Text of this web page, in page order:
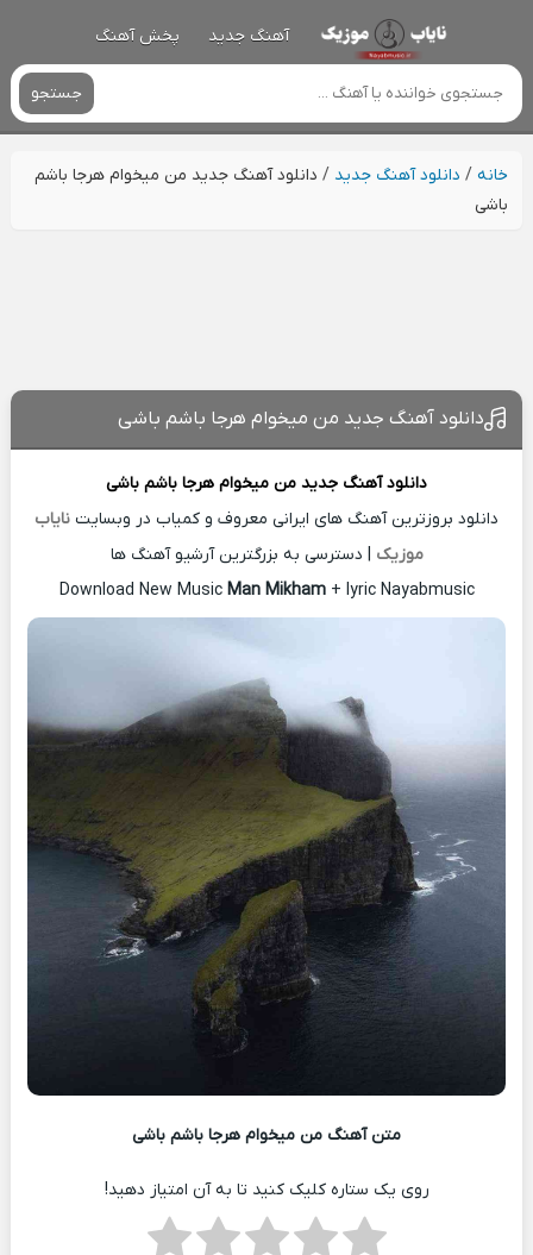
آهنگ جدید پخش آهنگ
جستجو
خانه/ دانلود آهنگ جدید / دانلود آهنگ جدید من میخوام هرجا باشم
باشی
دانلود آهنگ جدید من میخوام هرجا باشم باشی
دانلود آهنگ جدید من میخوام هرجا باشم باشی
دانلود بروزترین آهنگ های ایرانی معروف و کمیاب در وبسایت نایاب
موزیک | دسترسی به بزرگترین آرشیو آهنگ ها
Download New Music Man Mikham+ lyric Nayabmusic
متن آهنگ من میخوام هرجا باشم باشی
روی یک ستاره کلیک کنید تا به آن امتیاز دهید!